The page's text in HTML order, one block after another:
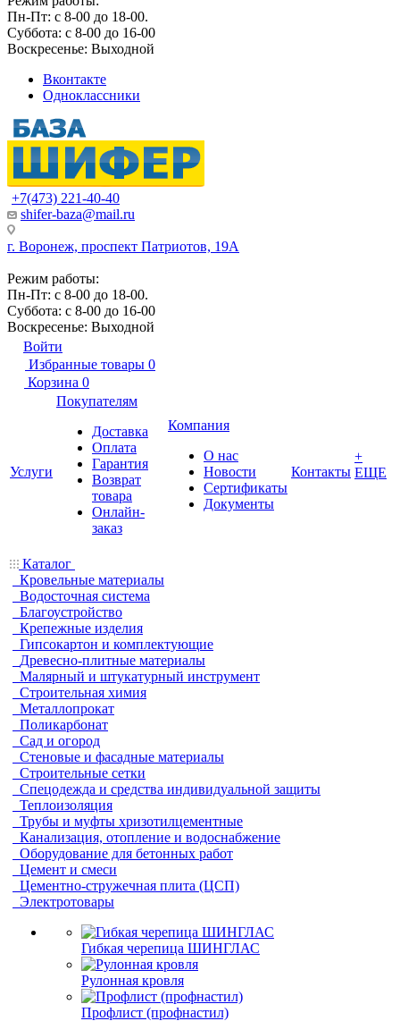
Пн-Пт: с 8-00 до 18-00.
Суббота: с 8-00 до 16-00
Воскресенье: Выходной
Вконтакте
Одноклассники
+7(473) 221-40-40
shifer-baza@mail.ru
г. Воронеж, проспект Патриотов, 19А
Режим работы:
Пн-Пт: с 8-00 до 18-00.
Суббота: с 8-00 до 16-00
Воскресенье: Выходной
Войти
Избранные товары 0
Корзина 0
Услуги
Покупателям
Доставка
Оплата
Гарантия
Возврат
товара
Онлайн-
заказ
Компания
О нас
Новости
Сертификаты
Документы
Контакты
+
ЕЩЕ
Каталог
Кровельные материалы
Водосточная система
Благоустройство
Крепежные изделия
Гипсокартон и комплектующие
Древесно-плитные материалы
Малярный и штукатурный инструмент
Строительная химия
Металлопрокат
Поликарбонат
Сад и огород
Стеновые и фасадные материалы
Строительные сетки
Спецодежда и средства индивидуальной защиты
Теплоизоляция
Трубы и муфты хризотилцементные
Канализация, отопление и водоснабжение
Оборудование для бетонных работ
Цемент и смеси
Цементно-стружечная плита (ЦСП)
Электротовары
Гибкая черепица ШИНГЛАС
Рулонная кровля
Профлист (профнастил)